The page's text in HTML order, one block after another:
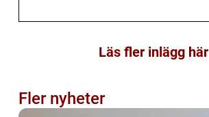
Läs fler inlägg här
Fler nyheter